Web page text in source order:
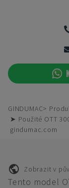
GINDUMAC
➤ Použité OTT
gindumac.com
Zobrazit v
Tento model